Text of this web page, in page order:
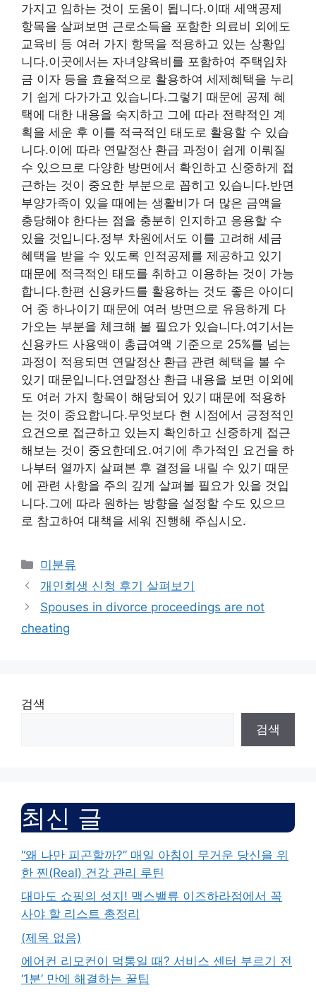
가지고 임하는 것이 도움이 됩니다.이때 세액공제
항목을 살펴보면 근로소득을 포함한 의료비 외에도
교육비 등 여러 가지 항목을 적용하고 있는 상황입
니다.이곳에서는 자녀양육비를 포함하여 주택임차
금 이자 등을 효율적으로 활용하여 세제혜택을 누리
기 쉽게 다가가고 있습니다.그렇기 때문에 공제 혜
택에 대한 내용을 숙지하고 그에 따라 전략적인 계
획을 세운 후 이를 적극적인 태도로 활용할 수 있습
니다.이에 따라 연말정산 환급 과정이 쉽게 이뤄질
수 있으므로 다양한 방면에서 확인하고 신중하게 접
근하는 것이 중요한 부분으로 꼽히고 있습니다.반면
부양가족이 있을 때에는 생활비가 더 많은 금액을
충당해야 한다는 점을 충분히 인지하고 응용할 수
있을 것입니다.정부 차원에서도 이를 고려해 세금
혜택을 받을 수 있도록 인적공제를 제공하고 있기
때문에 적극적인 태도를 취하고 이용하는 것이 가능
합니다.한편 신용카드를 활용하는 것도 좋은 아이디
어 중 하나이기 때문에 여러 방면으로 유용하게 다
가오는 부분을 체크해 볼 필요가 있습니다.여기서는
신용카드 사용액이 총급여액 기준으로 25%를 넘는
과정이 적용되면 연말정산 환급 관련 혜택을 볼 수
있기 때문입니다.연말정산 환급 내용을 보면 이외에
도 여러 가지 항목이 해당되어 있기 때문에 적용하
는 것이 중요합니다.무엇보다 현 시점에서 긍정적인
요건으로 접근하고 있는지 확인하고 신중하게 접근
해보는 것이 중요한데요.여기에 추가적인 요건을 하
나부터 열까지 살펴본 후 결정을 내릴 수 있기 때문
에 관련 사항을 주의 깊게 살펴볼 필요가 있을 것입
니다.그에 따라 원하는 방향을 설정할 수도 있으므
로 참고하여 대책을 세워 진행해 주십시오.
Categories
미분류
개인회생 신청 후기 살펴보기
Spouses in divorce proceedings are not
cheating
검색
검색
최신 글
“왜 나만 피곤할까?” 매일 아침이 무거운 당신을 위
한 찐(Real) 건강 관리 루틴
대마도 쇼핑의 성지! 맥스밸류 이즈하라점에서 꼭
사야 할 리스트 총정리
(제목 없음)
에어컨 리모컨이 먹통일 때? 서비스 센터 부르기 전
‘1분’ 만에 해결하는 꿀팁